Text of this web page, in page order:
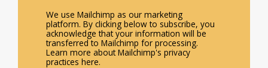
We use Mailchimp as our marketing
platform. By clicking below to subscribe, you
acknowledge that your information will be
transferred to Mailchimp for processing.
Learn more about Mailchimp's privacy
practices here.